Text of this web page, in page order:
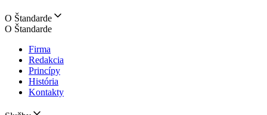
O Štandarde
O Štandarde
Firma
Redakcia
Princípy
História
Kontakty